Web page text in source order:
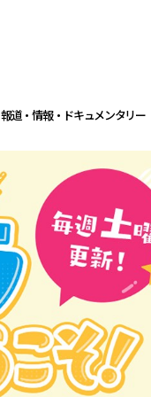
報道・情報・ドキュメンタリー